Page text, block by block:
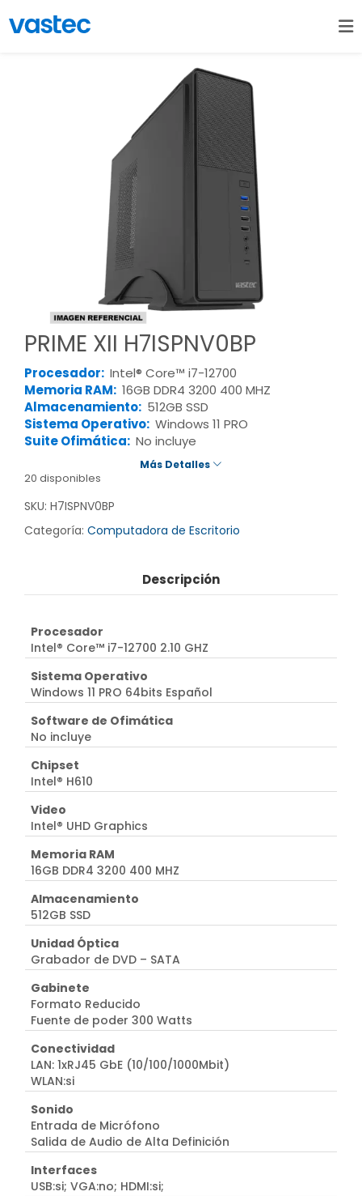
PRIME XII H7ISPNV0BP
Procesador: Intel® Core™ i7-12700
Memoria RAM: 16GB DDR4 3200 400 MHZ
Almacenamiento: 512GB SSD
Sistema Operativo: Windows 11 PRO
Suite Ofimática: No incluye
Más Detalles
20 disponibles
SKU: H7ISPNV0BP
Categoría: Computadora de Escritorio
Descripción
Procesador
Intel® Core™ i7-12700 2.10 GHZ
Sistema Operativo
Windows 11 PRO 64bits Español
Software de Ofimática
No incluye
Chipset
Intel® H610
Video
Intel® UHD Graphics
Memoria RAM
16GB DDR4 3200 400 MHZ
Almacenamiento
512GB SSD
Unidad Óptica
Grabador de DVD – SATA
Gabinete
Formato Reducido
Fuente de poder 300 Watts
Conectividad
LAN: 1xRJ45 GbE (10/100/1000Mbit)
WLAN:si
Sonido
Entrada de Micrófono
Salida de Audio de Alta Definición
Interfaces
USB:si; VGA:no; HDMI:si;